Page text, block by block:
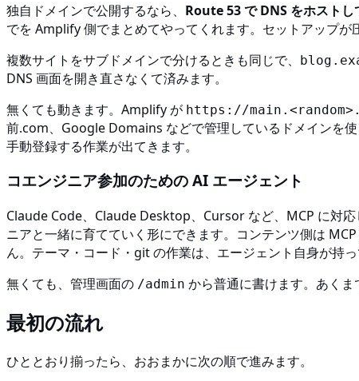
独自ドメインで公開するなら、 Route 53 で DNS をホストし
でを Amplify 側でまとめてやってくれます。セットアップが
複数サイトをサブドメインで分けるときも同じで、
DNS 画面を開き直さなくて済みます。
無くても動きます。Amplify が https://
前.com、Google Domains などで管理しているドメインを
手動登録する作業が出てきます。
コエンジニア参加のための AI エージェント
Claude Code、Claude Desktop、Cursor など、MCP に対
ニアと一緒に育てていく形にできます。コンテンツ側は
ん。テーマ・コード・git の作業は、エージェント自身が持
無くても、管理画面の /admin から普通に書けます。あく
最初の流れ
ひととおり揃ったら、おおまかに次の順で進みます。